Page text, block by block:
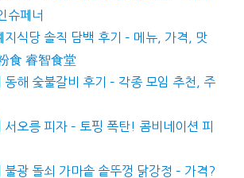
슈페너
지식당 솔직 담백 후기 – 메뉴, 가격, 맛
食 睿智食堂
동해 숯불갈비 후기 – 각종 모임 추천, 주
서오릉 피자 – 토핑 폭탄! 콤비네이션 피
불광 돌쇠 가마솥 솥뚜껑 닭강정 – 가격?